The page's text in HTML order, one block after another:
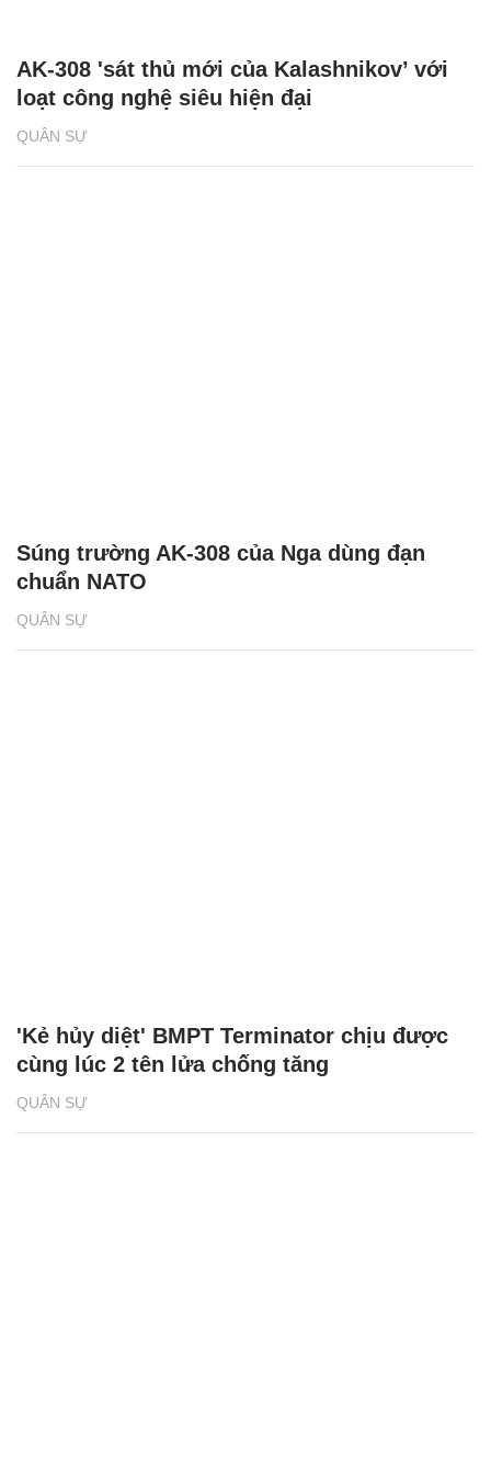
QUÂN SỰ
AK-308 'sát thủ mới của Kalashnikov’ với
loạt công nghệ siêu hiện đại
QUÂN SỰ
Súng trường AK-308 của Nga dùng đạn
chuẩn NATO
QUÂN SỰ
'Kẻ hủy diệt' BMPT Terminator chịu được
cùng lúc 2 tên lửa chống tăng